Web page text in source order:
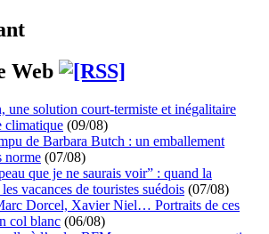
Web
une solution court-termiste et inégalitaire
climatique (09/08)
de Barbara Butch : un emballement
norme (07/08)
que je ne saurais voir” : quand la
vacances de touristes suédois (07/08)
Dorcel, Xavier Niel… Portraits de ces
col blanc (06/08)